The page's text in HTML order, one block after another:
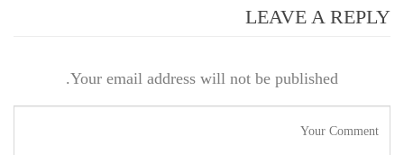
LEAVE A REPLY
Your email address will not be published.